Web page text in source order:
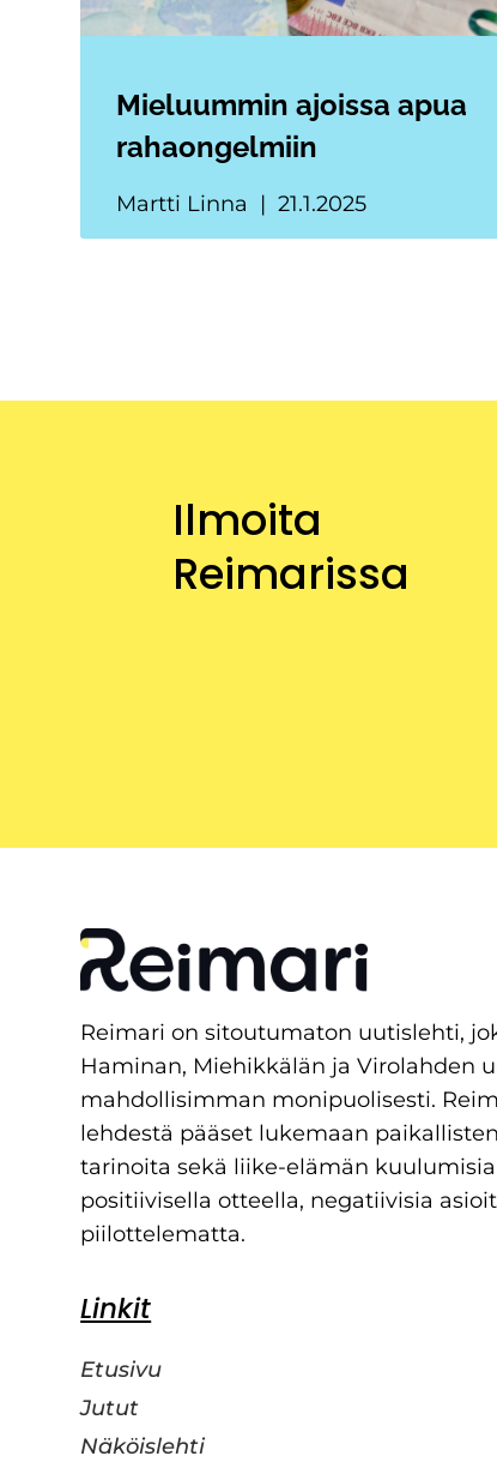
Mieluummin ajoissa apua
rahaongelmiin
Martti Linna 21.1.2025
Ilmoita
Reimarissa
Reimari on sitoutumaton uutislehti,
Haminan, Miehikkälän ja Virolahden
mahdollisimman monipuolisesti.
lehdestä pääset lukemaan
tarinoita sekä liike-elämän kuulumisia
positiivisella otteella, negatiivisia
piilottelematta.
Linkit
Etusivu
Jutut
Näköislehti